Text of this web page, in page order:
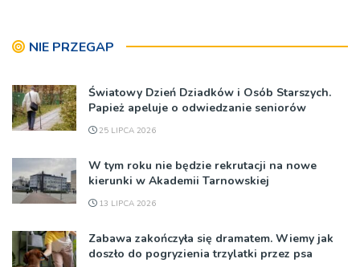
NIE PRZEGAP
Światowy Dzień Dziadków i Osób Starszych.
Papież apeluje o odwiedzanie seniorów
25 LIPCA 2026
W tym roku nie będzie rekrutacji na nowe
kierunki w Akademii Tarnowskiej
13 LIPCA 2026
Zabawa zakończyła się dramatem. Wiemy jak
doszło do pogryzienia trzylatki przez psa